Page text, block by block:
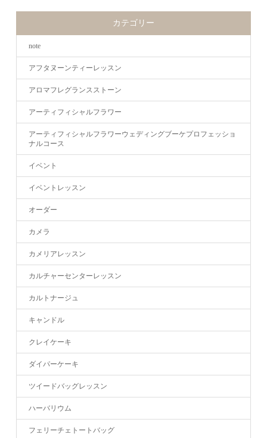
カテゴリー
note
アフタヌーンティーレッスン
アロマフレグランスストーン
アーティフィシャルフラワー
アーティフィシャルフラワーウェディングブーケプロフェッショ
ナルコース
イベント
イベントレッスン
オーダー
カメラ
カメリアレッスン
カルチャーセンターレッスン
カルトナージュ
キャンドル
クレイケーキ
ダイパーケーキ
ツイードバッグレッスン
ハーバリウム
フェリーチェトートバッグ